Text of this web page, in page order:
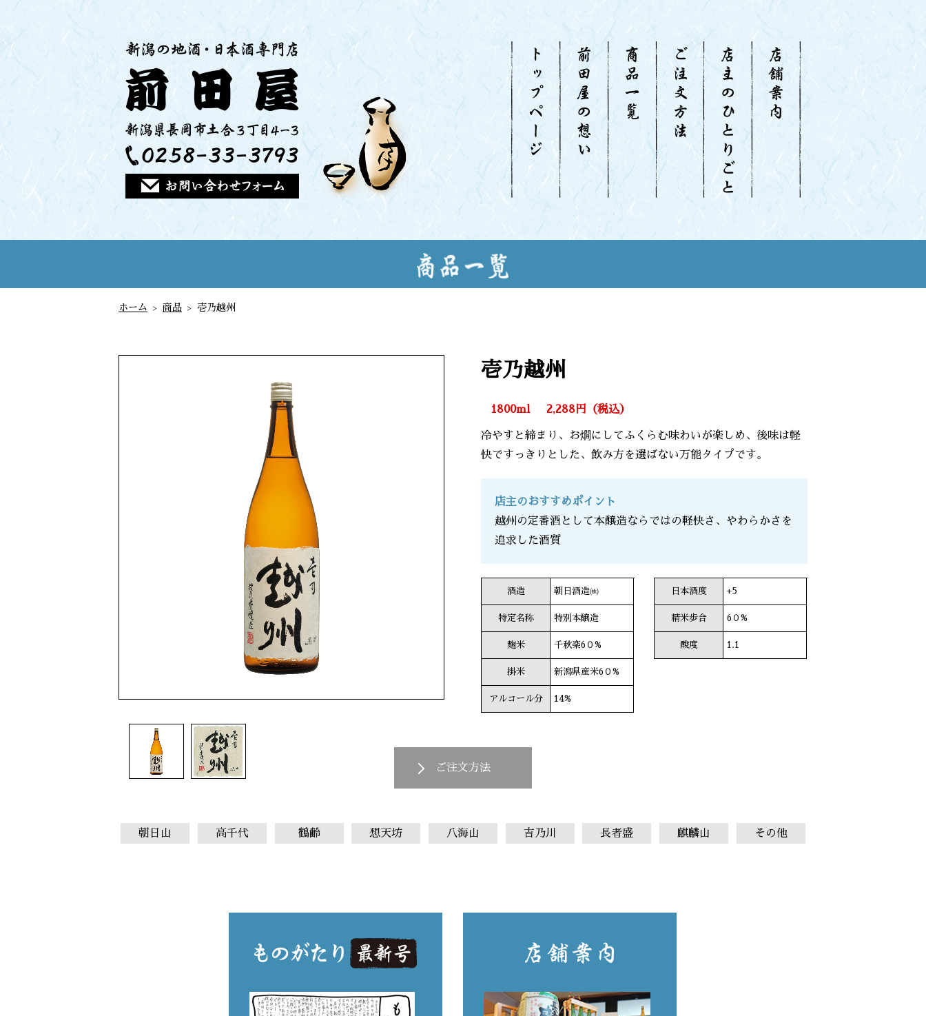
ホーム 商品 壱乃越州
壱乃越州
1800ml 2,288円（税込）
冷やすと締まり、お燗にしてふくらむ味わいが楽しめ、後味は軽
快ですっきりとした、飲み方を選ばない万能タイプです。
店主のおすすめポイント
越州の定番酒として本醸造ならではの軽快さ、やわらかさを
追求した酒質
酒造 朝日酒造㈱
特定名称 特別本醸造
麹米 千秋楽6０%
掛米 新潟県産米6０%
アルコール分 14%
日本酒度 +5
精米歩合 6０%
酸度 1.1
ご注文方法
朝日山 高千代 鶴齢 想天坊 八海山 吉乃川 長者盛 麒麟山 その他